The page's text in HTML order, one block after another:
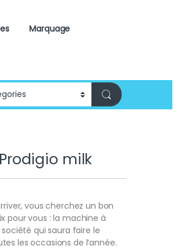
Marquage
milk
vous cherchez un bon
pour vous : la machine à
qui saura faire le
les occasions de l’année.